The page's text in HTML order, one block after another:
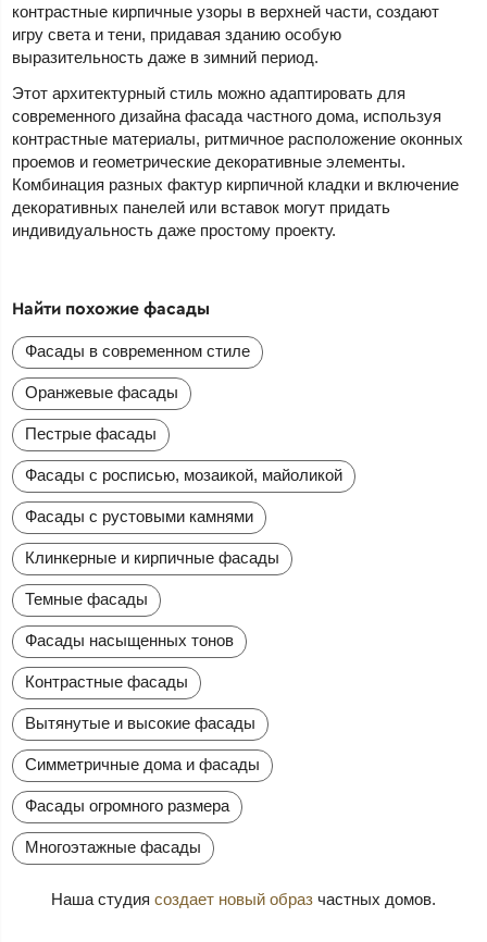
контрастные кирпичные узоры в верхней части, создают
игру света и тени, придавая зданию особую
выразительность даже в зимний период.
Этот архитектурный стиль можно адаптировать для
современного дизайна фасада частного дома, используя
контрастные материалы, ритмичное расположение оконных
проемов и геометрические декоративные элементы.
Комбинация разных фактур кирпичной кладки и включение
декоративных панелей или вставок могут придать
индивидуальность даже простому проекту.
Найти похожие фасады
Фасады в современном стиле
Оранжевые фасады
Пестрые фасады
Фасады с росписью, мозаикой, майоликой
Фасады с рустовыми камнями
Клинкерные и кирпичные фасады
Темные фасады
Фасады насыщенных тонов
Контрастные фасады
Вытянутые и высокие фасады
Симметричные дома и фасады
Фасады огромного размера
Многоэтажные фасады
Наша студия создает новый образ частных домов.